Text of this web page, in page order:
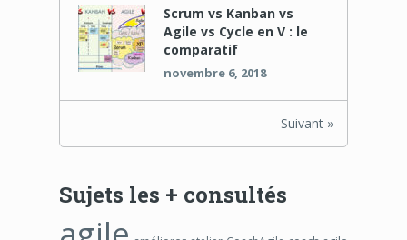
Scrum vs Kanban vs
Agile vs Cycle en V : le
comparatif
novembre 6, 2018
Suivant »
Sujets les + consultés